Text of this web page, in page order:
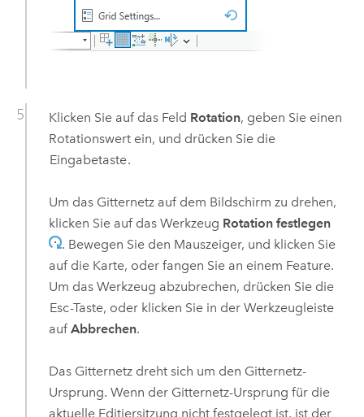
Klicken Sie auf das Feld Rotation, geben Sie einen
Rotationswert ein, und drücken Sie die
Eingabetaste.
Um das Gitternetz auf dem Bildschirm zu drehen,
klicken Sie auf das Werkzeug Rotation festlegen
. Bewegen Sie den Mauszeiger, und klicken Sie
auf die Karte, oder fangen Sie an einem Feature.
Um das Werkzeug abzubrechen, drücken Sie die
Esc-Taste, oder klicken Sie in der Werkzeugleiste
auf Abbrechen.
Das Gitternetz dreht sich um den Gitternetz-
Ursprung. Wenn der Gitternetz-Ursprung für die
aktuelle Editiersitzung nicht festgelegt ist, ist der